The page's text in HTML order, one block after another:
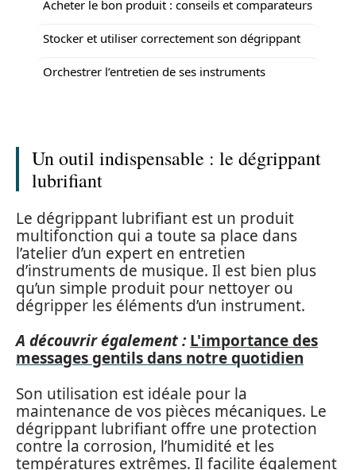
Acheter le bon produit : conseils et comparateurs
Stocker et utiliser correctement son dégrippant
Orchestrer l’entretien de ses instruments
Un outil indispensable : le dégrippant
lubrifiant
Le dégrippant lubrifiant est un produit
multifonction qui a toute sa place dans
l’atelier d’un expert en entretien
d’instruments de musique. Il est bien plus
qu’un simple produit pour nettoyer ou
dégripper les éléments d’un instrument.
A découvrir également : L'importance des
messages gentils dans notre quotidien
Son utilisation est idéale pour la
maintenance de vos pièces mécaniques. Le
dégrippant lubrifiant offre une protection
contre la corrosion, l’humidité et les
températures extrêmes. Il facilite également